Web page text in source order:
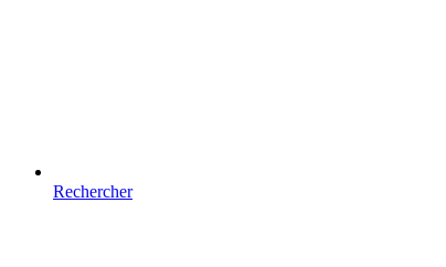
Rechercher